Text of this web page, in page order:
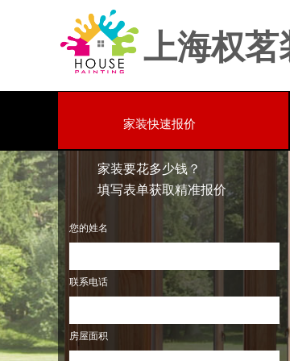
上海权茗
家装快速报价
家装要花多少钱？
填写表单获取精准报价
您的姓名
联系电话
房屋面积